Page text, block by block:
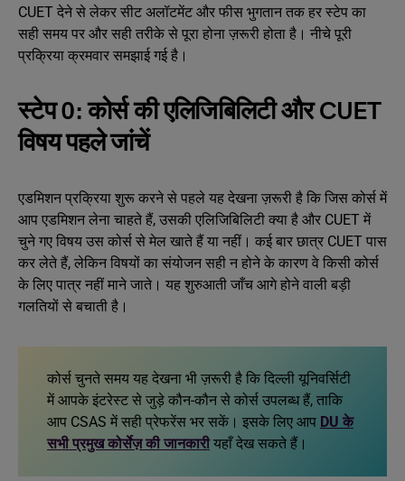
CUET देने से लेकर सीट अलॉटमेंट और फीस भुगतान तक हर स्टेप का
सही समय पर और सही तरीके से पूरा होना ज़रूरी होता है। नीचे पूरी
प्रक्रिया क्रमवार समझाई गई है।
स्टेप 0: कोर्स की एलिजिबिलिटी और CUET
विषय पहले जांचें
एडमिशन प्रक्रिया शुरू करने से पहले यह देखना ज़रूरी है कि जिस कोर्स में
आप एडमिशन लेना चाहते हैं, उसकी एलिजिबिलिटी क्या है और CUET में
चुने गए विषय उस कोर्स से मेल खाते हैं या नहीं। कई बार छात्र CUET पास
कर लेते हैं, लेकिन विषयों का संयोजन सही न होने के कारण वे किसी कोर्स
के लिए पात्र नहीं माने जाते। यह शुरुआती जाँच आगे होने वाली बड़ी
गलतियों से बचाती है।
कोर्स चुनते समय यह देखना भी ज़रूरी है कि दिल्ली यूनिवर्सिटी
में आपके इंटरेस्ट से जुड़े कौन-कौन से कोर्स उपलब्ध हैं, ताकि
आप CSAS में सही प्रेफरेंस भर सकें। इसके लिए आप DU के
सभी प्रमुख कोर्सेज़ की जानकारीयहाँ देख सकते हैं।